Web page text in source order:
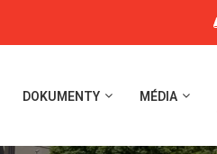
DOKUMENTY MÉDIA